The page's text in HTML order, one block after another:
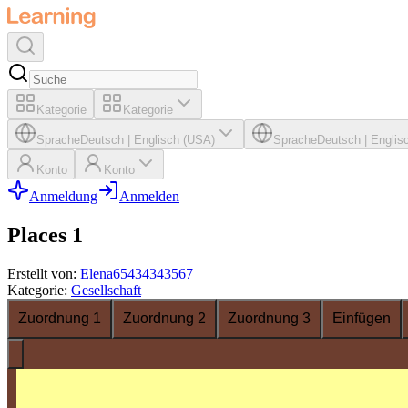
Kategorie Kategorie
SpracheDeutsch Englisch (USA) SpracheDeutsch
Konto Konto
Anmeldung Anmelden
Places 1
Erstellt von: Elena65434343567
Kategorie: Gesellschaft
Zuordnung 1
Zuordnung 2 Zuordnung 3 Einfügen